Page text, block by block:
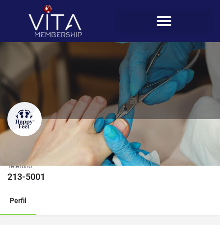
Happy Feet (Chiriquí)
Teléfono
213-5001
Perfil